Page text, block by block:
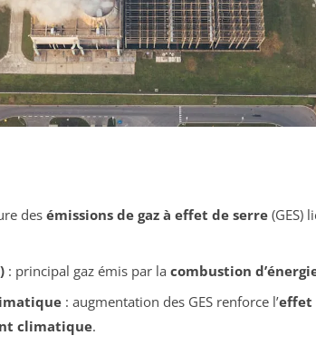
des émissions de gaz à effet de serre(GES)
: principal gaz émis par la combustion
: augmentation des GES renforce l’effet
climatique.